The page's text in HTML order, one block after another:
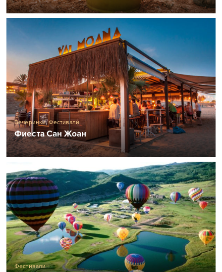
Вечеринки,Фестивали
Фиеста Сан Жоан
Фестивали